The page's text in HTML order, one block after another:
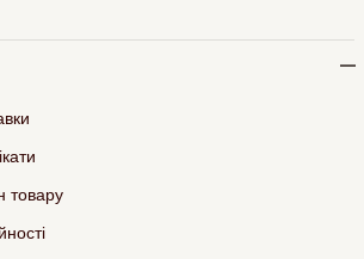
товару